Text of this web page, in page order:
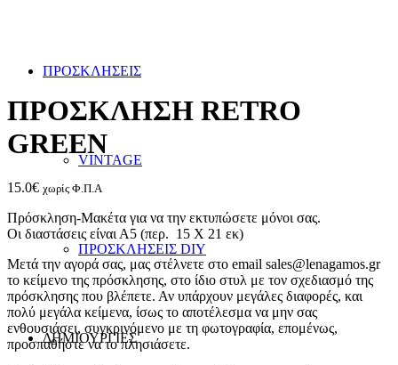
ΠΡΟΣΚΛΗΣΕΙΣ
VINTAGE
ΠΡΟΣΚΛΗΣΕΙΣ DIY
ΔΗΜΙΟΥΡΓΙΕΣ
ΠΡΟΣΚΛΗΣΗ RETRO
GREEN
15.0€ χωρίς Φ.Π.Α
Πρόσκληση-Μακέτα για να την εκτυπώσετε μόνοι σας.
Οι διαστάσεις είναι Α5 (περ. 15 Χ 21 εκ)
Μετά την αγορά σας, μας στέλνετε στο email sales@lenagamos.gr
το κείμενο της πρόσκλησης, στο ίδιο στυλ με τον σχεδιασμό της
πρόσκλησης που βλέπετε. Αν υπάρχουν μεγάλες διαφορές, και
πολύ μεγάλα κείμενα, ίσως το αποτέλεσμα να μην σας
ενθουσιάσει, συγκρινόμενο με τη φωτογραφία, επομένως,
προσπαθήστε να το πλησιάσετε.